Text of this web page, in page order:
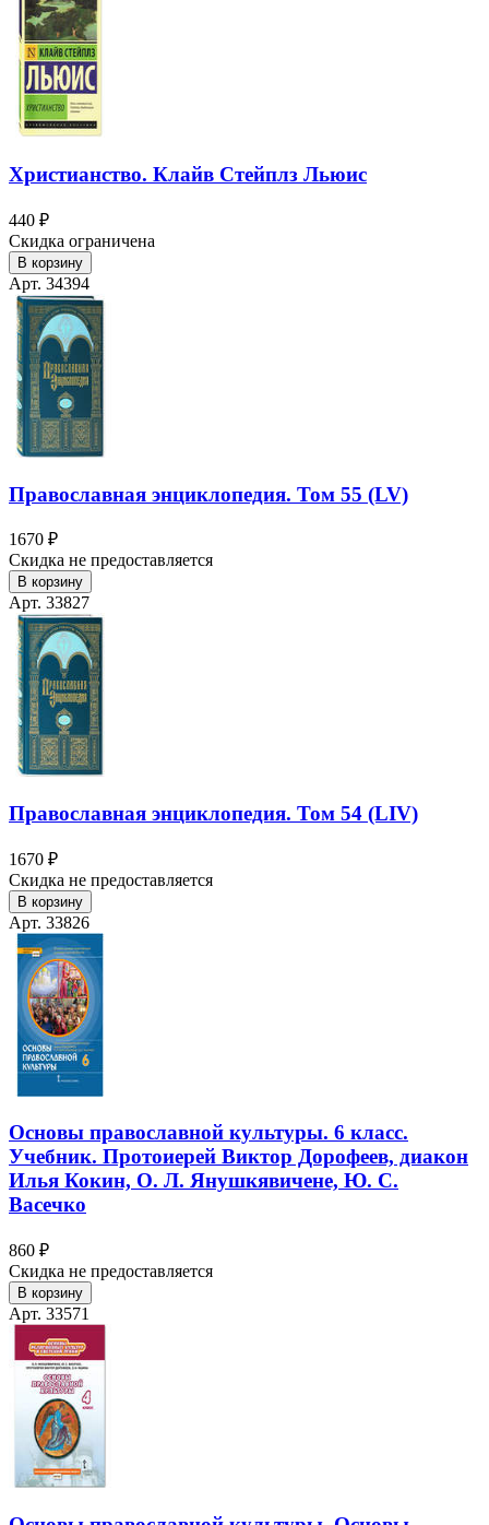
Христианство. Клайв Стейплз Льюис
440 ₽
Скидка ограничена
В корзину
Арт. 34394
Православная энциклопедия. Том 55 (LV)
1670 ₽
Скидка не предоставляется
В корзину
Арт. 33827
Православная энциклопедия. Том 54 (LIV)
1670 ₽
Скидка не предоставляется
В корзину
Арт. 33826
Основы православной культуры. 6 класс.
Учебник. Протоиерей Виктор Дорофеев, диакон
Илья Кокин, О. Л. Янушкявичене, Ю. С.
Васечко
860 ₽
Скидка не предоставляется
В корзину
Арт. 33571